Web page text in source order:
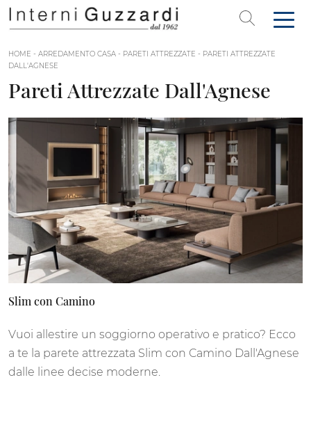
HOME - ARREDAMENTO CASA - PARETI ATTREZZATE - PARETI ATTREZZATE
DALL'AGNESE
Pareti Attrezzate Dall'Agnese
Slim con Camino
Vuoi allestire un soggiorno operativo e pratico? Ecco
a te la parete attrezzata Slim con Camino Dall'Agnese
dalle linee decise moderne.